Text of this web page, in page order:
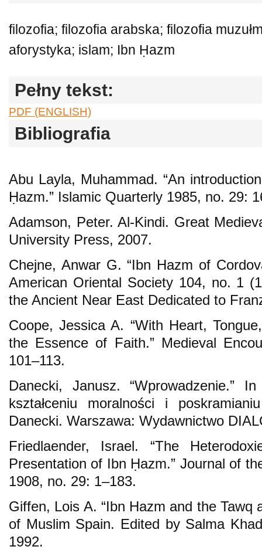
filozofia; filozofia arabska; filozofia
aforystyka; islam; Ibn Ḥazm
Pełny tekst:
PDF (ENGLISH)
Bibliografia
Abu Layla, Muhammad. “An
Ḥazm.” Islamic Quarterly 1985, no. 29:
Adamson, Peter. Al-Kindi. Great
University Press, 2007.
Chejne, Anwar G. “Ibn Hazm of
American Oriental Society 104, no. 1
the Ancient Near East Dedicated to
Coope, Jessica A. “With Heart,
the Essence of Faith.” Medieval
101–113.
Danecki, Janusz. “Wprowadzenie.”
kształceniu moralności i
Danecki. Warszawa: Wydawnictwo
Friedlaender, Israel. “The
Presentation of Ibn Ḥazm.” Journal of
1908, no. 29: 1–183.
Giffen, Lois A. “Ibn Hazm and the Tawq
of Muslim Spain. Edited by Salma
1992.